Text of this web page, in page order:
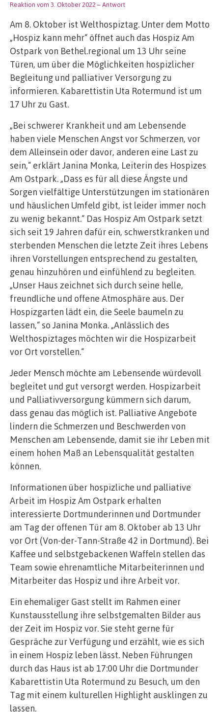
Reaktion vom 3. Oktober 2022 – Antwort
Am 8. Oktober ist Welthospiztag. Unter dem Motto
„Hospiz kann mehr“ öffnet auch das Hospiz Am
Ostpark von Bethel.regional um 13 Uhr seine
Türen, um über die Möglichkeiten hospizlicher
Begleitung und palliativer Versorgung zu
informieren. Kabarettistin Uta Rotermund ist um
17 Uhr zu Gast.
„Bei schwerer Krankheit und am Lebensende
haben viele Menschen Angst vor Schmerzen, vor
dem Alleinsein oder davor, anderen eine Last zu
sein,“ erklärt Janina Monka, Leiterin des Hospizes
Am Ostpark. „Dass es für all diese Ängste und
Sorgen vielfältige Unterstützungen im stationären
und häuslichen Umfeld gibt, ist leider immer noch
zu wenig bekannt.“ Das Hospiz Am Ostpark setzt
sich seit 19 Jahren dafür ein, schwerstkranken und
sterbenden Menschen die letzte Zeit ihres Lebens
ihren Vorstellungen entsprechend zu gestalten,
genau hinzuhören und einfühlend zu begleiten.
„Unser Haus zeichnet sich durch seine helle,
freundliche und offene Atmosphäre aus. Der
Hospizgarten lädt ein, die Seele baumeln zu
lassen,“ so Janina Monka. „Anlässlich des
Welthospiztages möchten wir die Hospizarbeit
vor Ort vorstellen.“
Jeder Mensch möchte am Lebensende würdevoll
begleitet und gut versorgt werden. Hospizarbeit
und Palliativversorgung kümmern sich darum,
dass genau das möglich ist. Palliative Angebote
lindern die Schmerzen und Beschwerden von
Menschen am Lebensende, damit sie ihr Leben mit
einem hohen Maß an Lebensqualität gestalten
können.
Informationen über hospizliche und palliative
Arbeit im Hospiz Am Ostpark erhalten
interessierte Dortmunderinnen und Dortmunder
am Tag der offenen Tür am 8. Oktober ab 13 Uhr
vor Ort (Von-der-Tann-Straße 42 in Dortmund). Bei
Kaffee und selbstgebackenen Waffeln stellen das
Team sowie ehrenamtliche Mitarbeiterinnen und
Mitarbeiter das Hospiz und ihre Arbeit vor.
Ein ehemaliger Gast stellt im Rahmen einer
Kunstausstellung ihre selbstgemalten Bilder aus
der Zeit im Hospiz vor. Sie steht gerne für
Gespräche zur Verfügung und erzählt, wie es sich
in einem Hospiz leben lässt. Neben Führungen
durch das Haus ist ab 17:00 Uhr die Dortmunder
Kabarettistin Uta Rotermund zu Besuch, um den
Tag mit einem kulturellen Highlight ausklingen zu
lassen.